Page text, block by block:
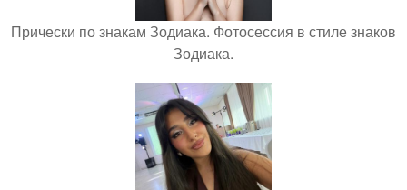
Прически по знакам Зодиака. Фотосессия в стиле знаков
Зодиака.